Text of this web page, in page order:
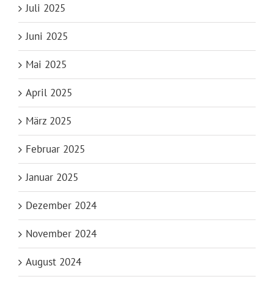
Juli 2025
Juni 2025
Mai 2025
April 2025
März 2025
Februar 2025
Januar 2025
Dezember 2024
November 2024
August 2024